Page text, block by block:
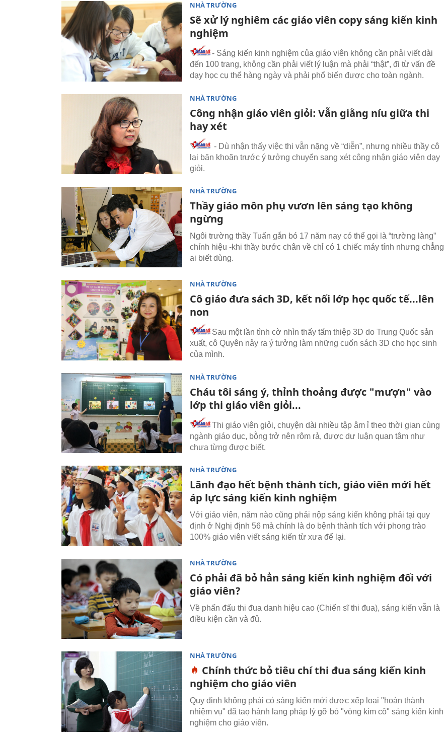
NHÀ TRƯỜNG
Sẽ xử lý nghiêm các giáo viên copy sáng kiến kinh
nghiệm
- Sáng kiến kinh nghiệm của giáo viên không cần phải viết dài
đến 100 trang, không cần phải viết lý luận mà phải “thật”, đi từ vấn đề
dạy học cụ thể hàng ngày và phải phổ biến được cho toàn ngành.
NHÀ TRƯỜNG
Công nhận giáo viên giỏi: Vẫn giằng níu giữa thi
hay xét
- Dù nhận thấy việc thi vẫn nặng về “diễn”, nhưng nhiều thầy cô
lại băn khoăn trước ý tưởng chuyển sang xét công nhận giáo viên dạy
giỏi.
NHÀ TRƯỜNG
Thầy giáo môn phụ vươn lên sáng tạo không
ngừng
Ngôi trường thầy Tuấn gắn bó 17 năm nay có thể gọi là “trường làng”
chính hiệu -khi thầy bước chân về chỉ có 1 chiếc máy tính nhưng chẳng
ai biết dùng.
NHÀ TRƯỜNG
Cô giáo đưa sách 3D, kết nối lớp học quốc tế...lên
non
Sau một lần tình cờ nhìn thấy tấm thiệp 3D do Trung Quốc sản
xuất, cô Quyên nảy ra ý tưởng làm những cuốn sách 3D cho học sinh
của mình.
NHÀ TRƯỜNG
Cháu tôi sáng ý, thỉnh thoảng được "mượn" vào
lớp thi giáo viên giỏi...
Thi giáo viên giỏi, chuyện dài nhiều tập âm ỉ theo thời gian cùng
ngành giáo dục, bỗng trở nên rôm rả, được dư luận quan tâm như
chưa từng được biết.
NHÀ TRƯỜNG
Lãnh đạo hết bệnh thành tích, giáo viên mới hết
áp lực sáng kiến kinh nghiệm
Với giáo viên, năm nào cũng phải nộp sáng kiến không phải tại quy
định ở Nghị định 56 mà chính là do bệnh thành tích với phong trào
100% giáo viên viết sáng kiến từ xưa để lại.
NHÀ TRƯỜNG
Có phải đã bỏ hẳn sáng kiến kinh nghiệm đối với
giáo viên?
Về phấn đấu thi đua danh hiệu cao (Chiến sĩ thi đua), sáng kiến vẫn là
điều kiện cần và đủ.
NHÀ TRƯỜNG
Chính thức bỏ tiêu chí thi đua sáng kiến kinh
nghiệm cho giáo viên
Quy định không phải có sáng kiến mới được xếp loại "hoàn thành
nhiệm vụ" đã taọ hành lang pháp lý gỡ bỏ "vòng kim cô" sáng kiến kinh
nghiệm cho giáo viên.